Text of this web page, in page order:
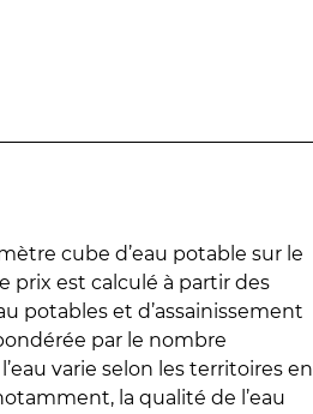
cube d’eau potable sur le
prix est calculé à partir des
potables et d’assainissement
par le nombre
varie selon les territoires en
la qualité de l’eau